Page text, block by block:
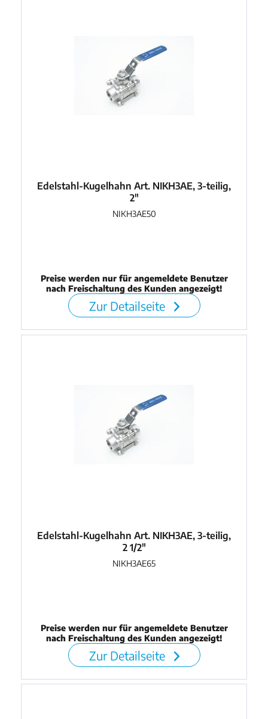
Edelstahl-Kugelhahn Art. NIKH3AE, 3-teilig,
2"
NIKH3AE50
Preise werden nur für angemeldete Benutzer
nach Freischaltung des Kunden angezeigt!
Zur Detailseite
Edelstahl-Kugelhahn Art. NIKH3AE, 3-teilig,
2 1/2"
NIKH3AE65
Preise werden nur für angemeldete Benutzer
nach Freischaltung des Kunden angezeigt!
Zur Detailseite